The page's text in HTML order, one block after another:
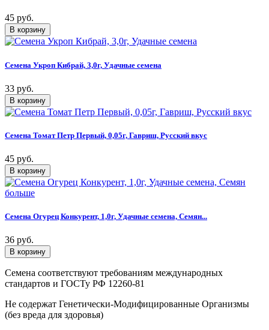
45 руб.
Семена Укроп Кибрай, 3,0г, Удачные семена
33 руб.
Семена Томат Петр Первый, 0,05г, Гавриш, Русский вкус
45 руб.
Семена Огурец Конкурент, 1,0г, Удачные семена, Семян...
36 руб.
Семена соответствуют требованиям международных
стандартов и ГОСТу РФ 12260-81
Не содержат Генетически-Модифицированные Организмы
(без вреда для здоровья)